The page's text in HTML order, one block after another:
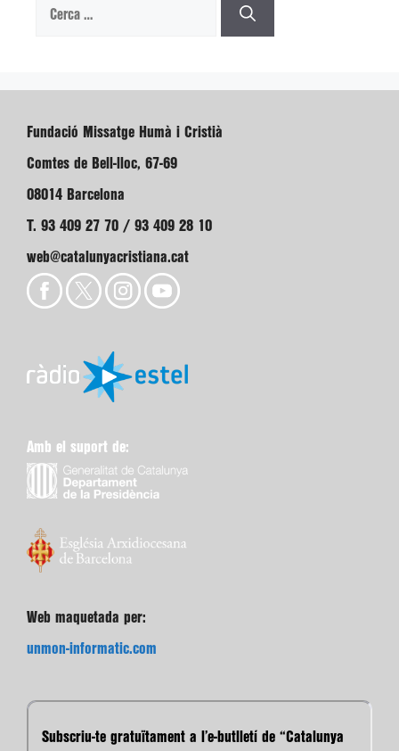
Cerca:
Fundació Missatge Humà i Cristià
Comtes de Bell-lloc, 67-69
08014 Barcelona
T. 93 409 27 70 / 93 409 28 10
web@catalunyacristiana.cat
Amb el suport de:
Web maquetada per:
unmon-informatic.com
Subscriu-te gratuïtament a l’e-butlletí de “Catalunya